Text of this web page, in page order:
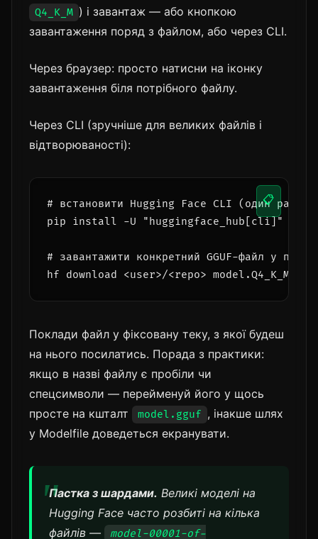
Q4_K_M ) і завантаж — або кнопкою
завантаження поряд з файлом, або через CLI.
Через браузер: просто натисни на іконку
завантаження біля потрібного файлу.
Через CLI (зручніше для великих файлів і
відтворюваності):
# встановити Hugging Face CLI (один раз)
pip install -U "huggingface_hub[cli]"
# завантажити конкретний GGUF-файл у
hf download <user>/<repo>
📋
Поклади файл у фіксовану теку, з якої будеш
на нього посилатись. Порада з практики:
якщо в назві файлу є пробіли чи
спецсимволи — перейменуй його у щось
просте на кшталт
model.gguf , інакше шлях
у Modelfile доведеться екранувати.
Пастка з шардами. Великі моделі на
Hugging Face часто розбиті на кілька
файлів —
model-00001-of-